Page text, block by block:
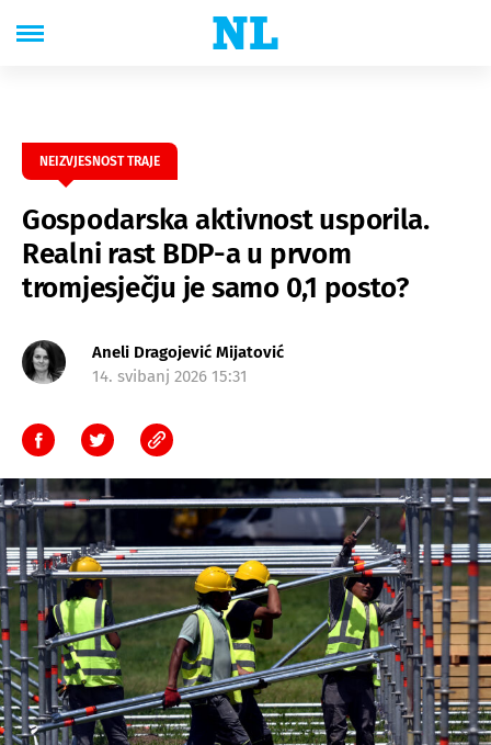
NEIZVJESNOST TRAJE
Gospodarska aktivnost usporila.
Realni rast BDP-a u prvom
tromjesječju je samo 0,1 posto?
Aneli Dragojević Mijatović
14. svibanj 2026 15:31